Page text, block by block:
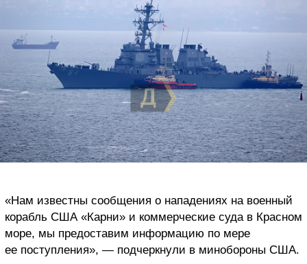
«Нам известны сообщения о нападениях на военный
корабль США «Карни» и коммерческие суда в Красном
море, мы предоставим информацию по мере
ее поступления», — подчеркнули в минобороны США.